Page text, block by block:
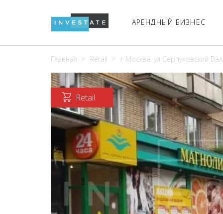
АРЕНДНЫЙ БИЗНЕС
Главная Retail г Москва, ул Серпуховский
Retail